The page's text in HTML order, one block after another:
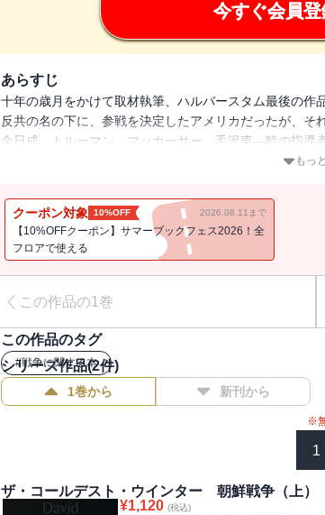
今すぐ会員
あらすじ
十年の歳月をかけて取材執筆、ハルバースタム最後の作
反共の名の下に、参戦を決定したアメリカだったが、そ
金日成、トルーマン、マッカーサー、毛沢東―時の指導
た兵士たちの血の肉声・・・その全てから、あの戦争
になるか?北朝鮮軍、釜山へ第６部 マッカーサーが流
もっ
クーポン対象 10%OFF 2026.08.11まで
【10%OFFクーポン】サマーブックフェス2026！全
フロアで使える
この作品の1巻
この作品のタグ
#戦争に関する本
シリーズ作品(2件)
1巻から 新刊から
※
1
ザ・コールデスト・ウインター 朝鮮戦争（上）
¥1,120 (税込)